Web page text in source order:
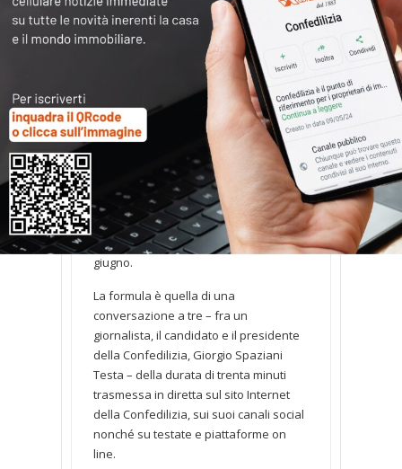
Per accedere a questi contenuti è
necessario accettare i cookie di
marketing
ricarica la pagina, se dopo il consenso non
visualizzi subito il contenuto.
In caso di problemi di visualizzazione
clicca qui
Proseguono gli incontri della
Confedilizia con i candidati alle elezioni
al Parlamento europeo dell’8 e 9
giugno.
La formula è quella di una
conversazione a tre – fra un
giornalista, il candidato e il presidente
della Confedilizia, Giorgio Spaziani
Testa – della durata di trenta minuti
trasmessa in diretta sul sito Internet
della Confedilizia, sui suoi canali social
nonché su testate e piattaforme on
line.